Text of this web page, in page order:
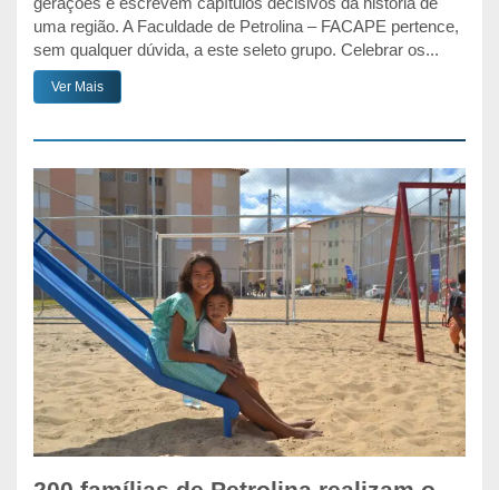
uma região. A Faculdade de Petrolina – FACAPE pertence,
sem qualquer dúvida, a este seleto grupo. Celebrar os...
Ver Mais